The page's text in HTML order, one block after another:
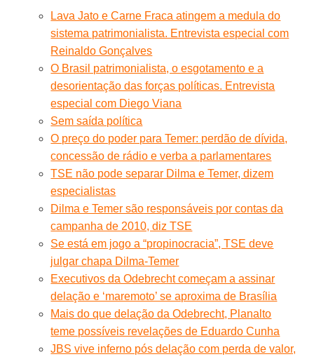
Lava Jato e Carne Fraca atingem a medula do
sistema patrimonialista. Entrevista especial com
Reinaldo Gonçalves
O Brasil patrimonialista, o esgotamento e a
desorientação das forças políticas. Entrevista
especial com Diego Viana
Sem saída política
O preço do poder para Temer: perdão de dívida,
concessão de rádio e verba a parlamentares
TSE não pode separar Dilma e Temer, dizem
especialistas
Dilma e Temer são responsáveis por contas da
campanha de 2010, diz TSE
Se está em jogo a “propinocracia”, TSE deve
julgar chapa Dilma-Temer
Executivos da Odebrecht começam a assinar
delação e ‘maremoto’ se aproxima de Brasília
Mais do que delação da Odebrecht, Planalto
teme possíveis revelações de Eduardo Cunha
JBS vive inferno pós delação com perda de valor,